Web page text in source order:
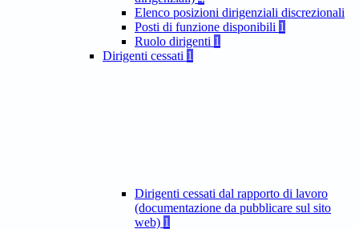
Elenco posizioni dirigenziali discrezionali
Posti di funzione disponibili 1
Ruolo dirigenti 1
Dirigenti cessati 1
Dirigenti cessati dal rapporto di lavoro
(documentazione da pubblicare sul sito
web) 1